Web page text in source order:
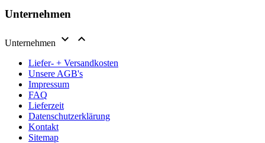
Unternehmen
Unternehmen  
Liefer- + Versandkosten
Unsere AGB's
Impressum
FAQ
Lieferzeit
Datenschutzerklärung
Kontakt
Sitemap